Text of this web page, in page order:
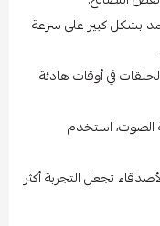
بشكل كبير على سرعة
في أوقات هادئة
الصوت، استخدم
تجعل التجربة أكثر